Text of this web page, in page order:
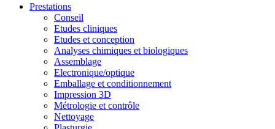
Prestations
Conseil
Etudes cliniques
Etudes et conception
Analyses chimiques et biologiques
Assemblage
Electronique/optique
Emballage et conditionnement
Impression 3D
Métrologie et contrôle
Nettoyage